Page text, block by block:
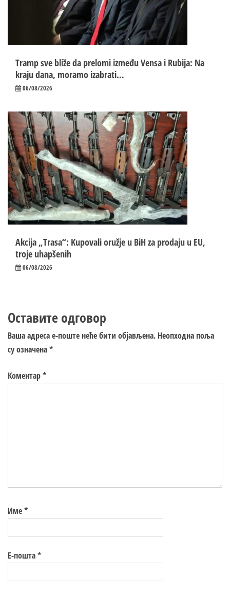
Tramp sve bliže da prelomi između Vensa i Rubija: Na
kraju dana, moramo izabrati…
06/08/2026
Akcija „Trasa“: Kupovali oružje u BiH za prodaju u EU,
troje uhapšenih
06/08/2026
Оставите одговор
Ваша адреса е-поште неће бити објављена. Неопходна поља
су означена*
Коментар*
Име*
Е-пошта*